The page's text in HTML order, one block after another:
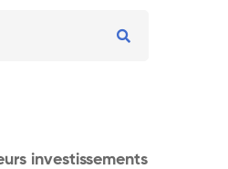
investissements